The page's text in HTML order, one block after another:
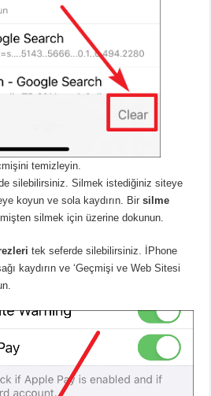
temizleyin.
silebilirsiniz. Silmek istediğiniz siteye
koyun ve sola kaydırın. Birsilme
silmek için üzerine dokunun.
tek seferde silebilirsiniz. İPhone
kaydırın ve ‘Geçmişi ve Web Sitesi